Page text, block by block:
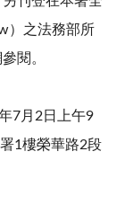
）之法務部所
閱。
7月2日上午9
1樓榮華路2段